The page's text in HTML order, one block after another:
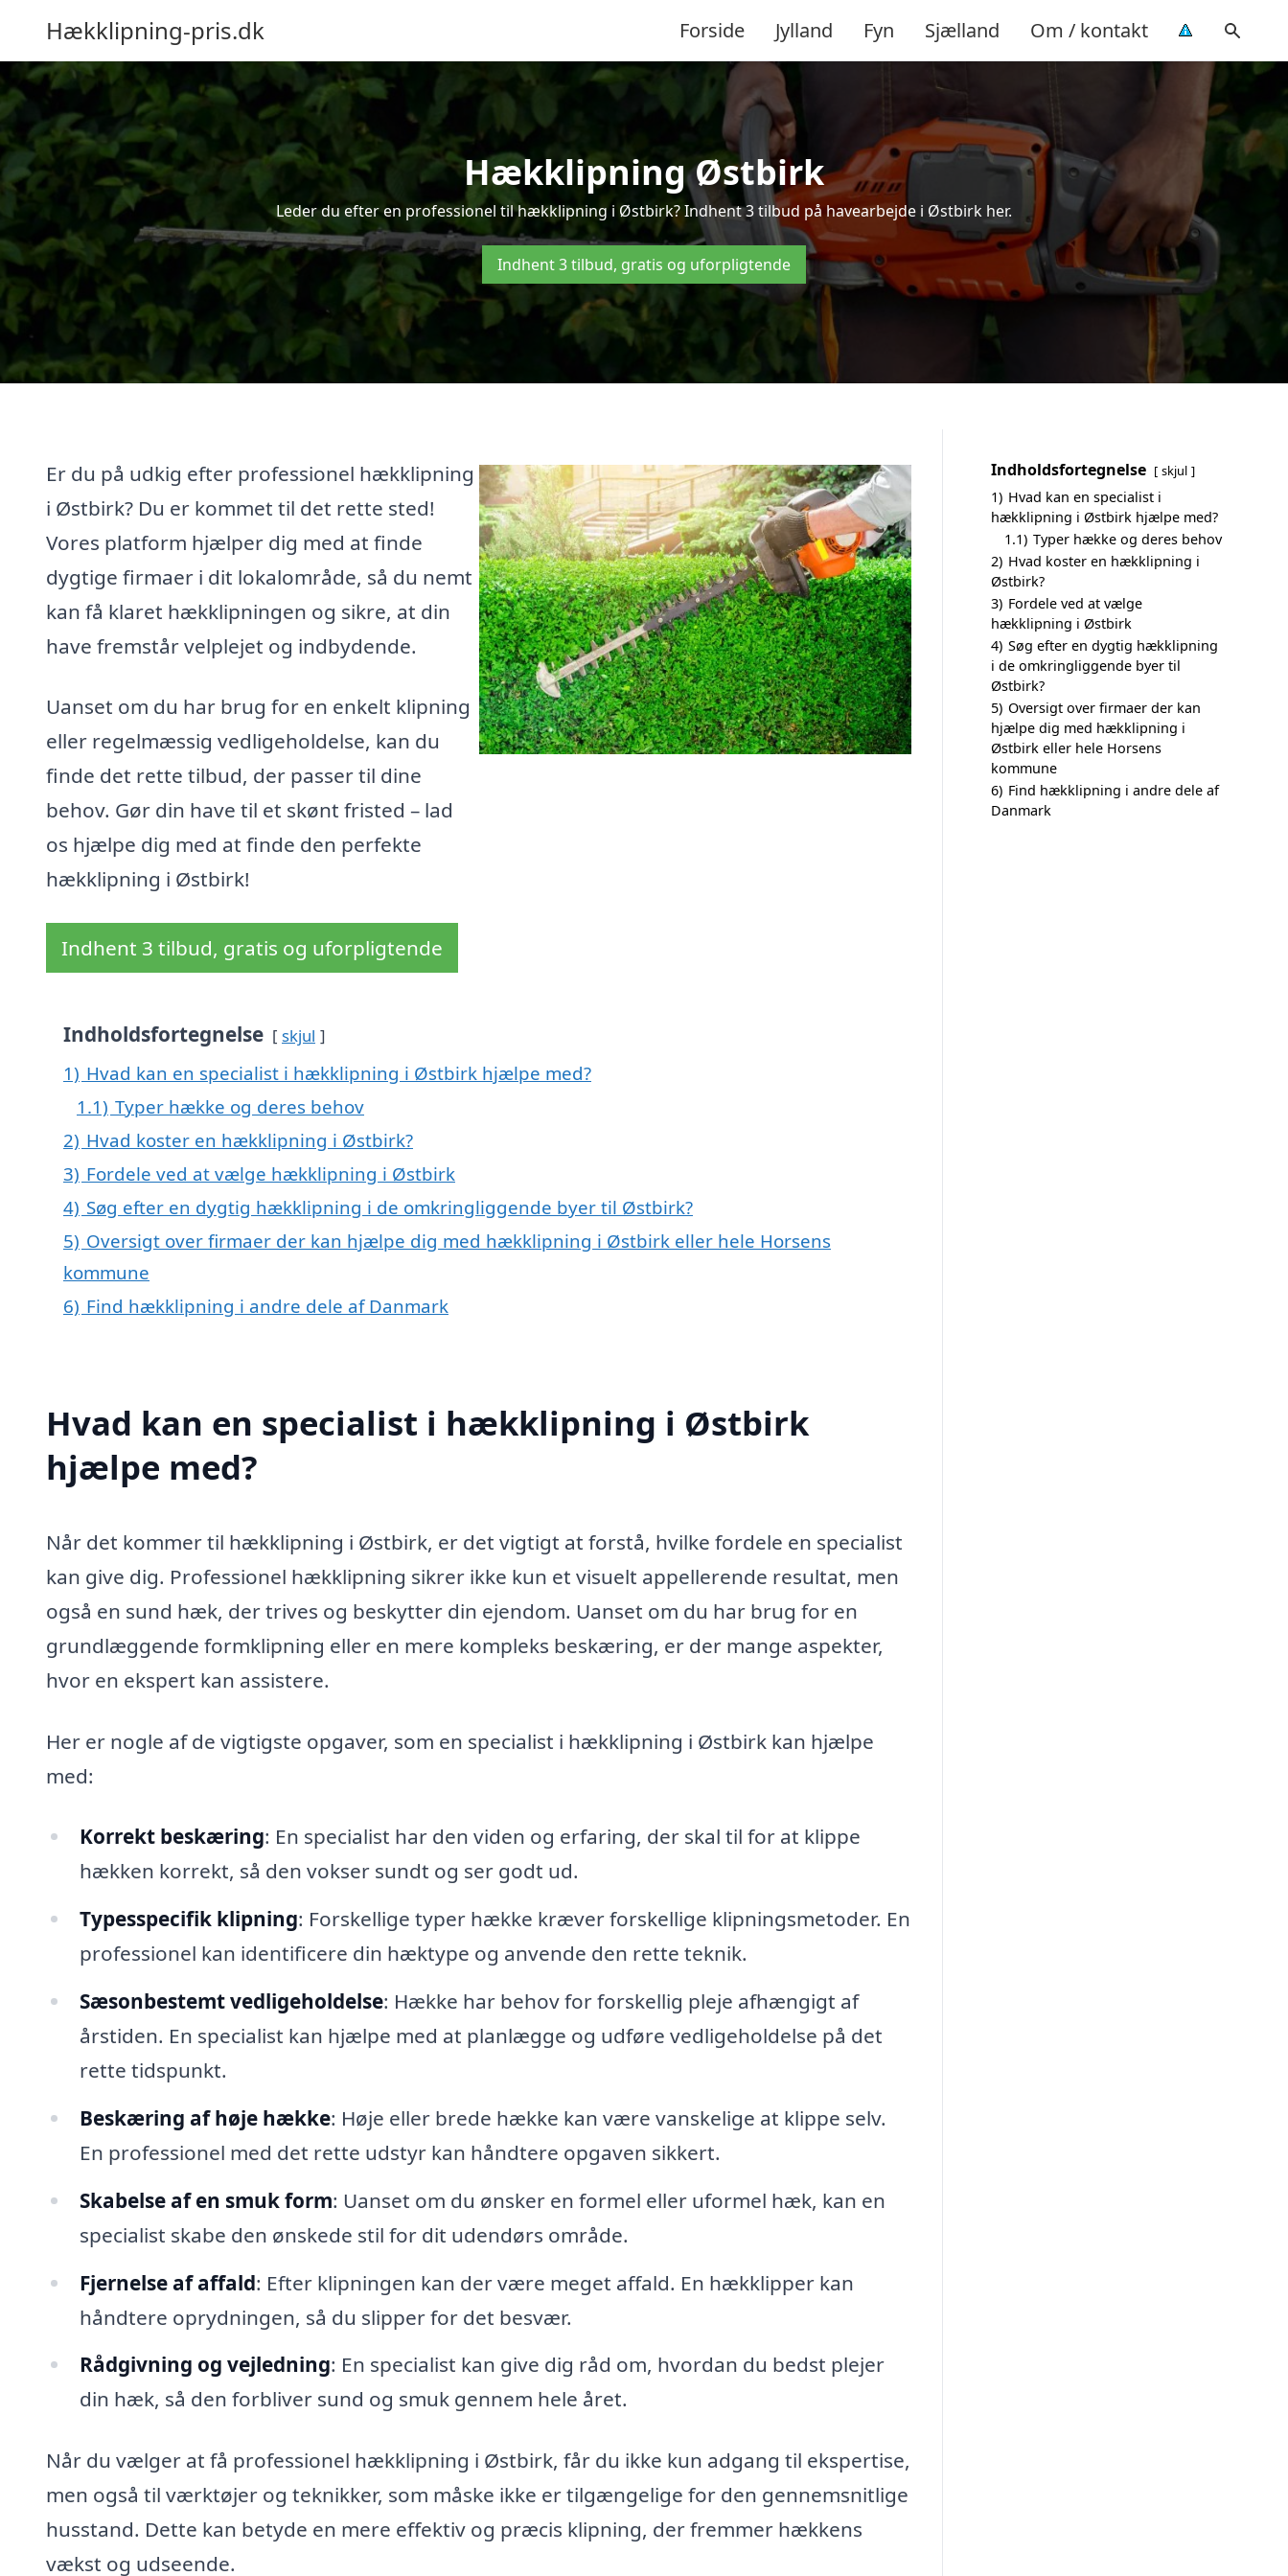
Hækklipning-pris.dk Forside Jylland Fyn Sjælland Om / kontakt
Hækklipning Østbirk
Leder du efter en professionel til hækklipning i Østbirk? Indhent 3 tilbud på havearbejde i Østbirk her.
Indhent 3 tilbud, gratis og uforpligtende
Er du på udkig efter professionel hækklipning
i Østbirk? Du er kommet til det rette sted!
Vores platform hjælper dig med at finde
dygtige firmaer i dit lokalområde, så du nemt
kan få klaret hækklipningen og sikre, at din
have fremstår velplejet og indbydende.
Uanset om du har brug for en enkelt klipning
eller regelmæssig vedligeholdelse, kan du
finde det rette tilbud, der passer til dine
behov. Gør din have til et skønt fristed – lad
os hjælpe dig med at finde den perfekte
hækklipning i Østbirk!
Indhent 3 tilbud, gratis og uforpligtende
Indholdsfortegnelse skjul
1) Hvad kan en specialist i hækklipning i Østbirk hjælpe med?
1.1) Typer hække og deres behov
2) Hvad koster en hækklipning i Østbirk?
3) Fordele ved at vælge hækklipning i Østbirk
4) Søg efter en dygtig hækklipning i de omkringliggende byer til Østbirk?
5) Oversigt over firmaer der kan hjælpe dig med hækklipning i Østbirk eller hele Horsens
kommune
6) Find hækklipning i andre dele af Danmark
Hvad kan en specialist i hækklipning i Østbirk
hjælpe med?
Når det kommer til hækklipning i Østbirk, er det vigtigt at forstå, hvilke fordele en specialist
kan give dig. Professionel hækklipning sikrer ikke kun et visuelt appellerende resultat, men
også en sund hæk, der trives og beskytter din ejendom. Uanset om du har brug for en
grundlæggende formklipning eller en mere kompleks beskæring, er der mange aspekter,
hvor en ekspert kan assistere.
Her er nogle af de vigtigste opgaver, som en specialist i hækklipning i Østbirk kan hjælpe
med:
Korrekt beskæring: En specialist har den viden og erfaring, der skal til for at klippe
hækken korrekt, så den vokser sundt og ser godt ud.
Typesspecifik klipning: Forskellige typer hække kræver forskellige klipningsmetoder. En
professionel kan identificere din hæktype og anvende den rette teknik.
Sæsonbestemt vedligeholdelse: Hække har behov for forskellig pleje afhængigt af
årstiden. En specialist kan hjælpe med at planlægge og udføre vedligeholdelse på det
rette tidspunkt.
Beskæring af høje hække: Høje eller brede hække kan være vanskelige at klippe selv.
En professionel med det rette udstyr kan håndtere opgaven sikkert.
Skabelse af en smuk form: Uanset om du ønsker en formel eller uformel hæk, kan en
specialist skabe den ønskede stil for dit udendørs område.
Fjernelse af affald: Efter klipningen kan der være meget affald. En hækklipper kan
håndtere oprydningen, så du slipper for det besvær.
Rådgivning og vejledning: En specialist kan give dig råd om, hvordan du bedst plejer
din hæk, så den forbliver sund og smuk gennem hele året.
Når du vælger at få professionel hækklipning i Østbirk, får du ikke kun adgang til ekspertise,
men også til værktøjer og teknikker, som måske ikke er tilgængelige for den gennemsnitlige
husstand. Dette kan betyde en mere effektiv og præcis klipning, der fremmer hækkens
vækst og udseende.
Indholdsfortegnelse skjul
1) Hvad kan en specialist i
hækklipning i Østbirk hjælpe med?
1.1) Typer hække og deres behov
2) Hvad koster en hækklipning i
Østbirk?
3) Fordele ved at vælge
hækklipning i Østbirk
4) Søg efter en dygtig hækklipning
i de omkringliggende byer til
Østbirk?
5) Oversigt over firmaer der kan
hjælpe dig med hækklipning i
Østbirk eller hele Horsens
kommune
6) Find hækklipning i andre dele af
Danmark